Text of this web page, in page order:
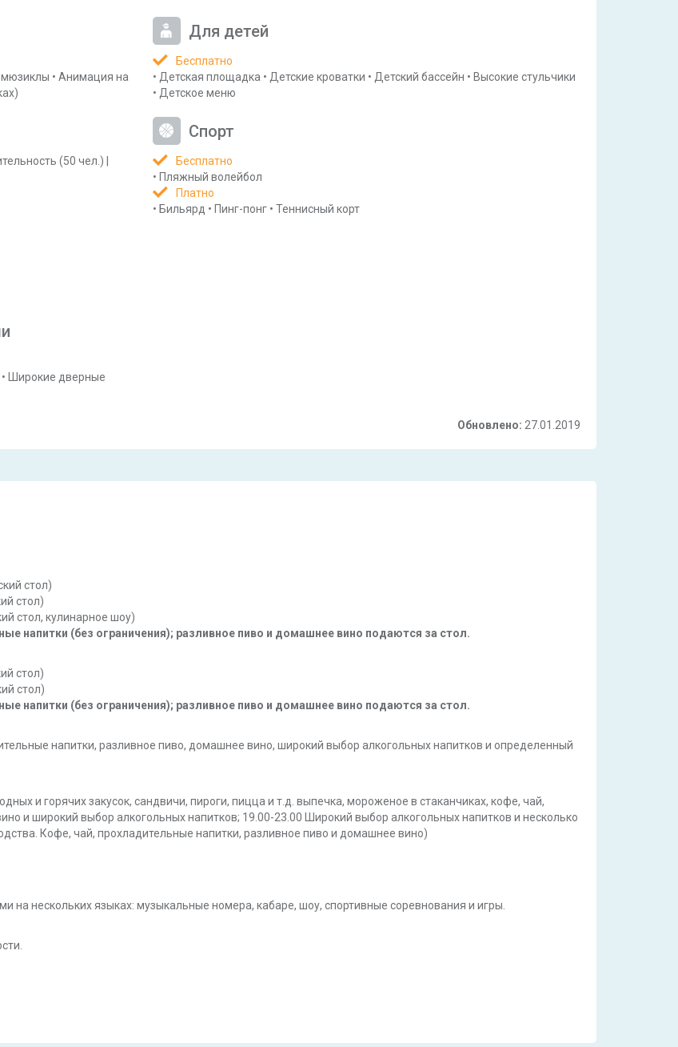
мюзиклы • Анимация на
Для детей
Бесплатно
• Детская площадка • Детские кроватки • Детский бассейн • Высокие стульчики
• Детское меню
(50 чел.)
Спорт
Бесплатно
• Пляжный волейбол
Платно
• Бильярд • Пинг-понг • Теннисный корт
•
Широкие дверные
Обновлено: 27.01.2019
стол)
стол)
стол, кулинарное шоу)
напитки (без ограничения); разливное пиво и домашнее вино подаются за стол.
стол)
стол)
напитки (без ограничения); разливное пиво и домашнее вино подаются за стол.
напитки, разливное пиво, домашнее вино, широкий выбор алкогольных напитков и определенный
и горячих закусок, сандвичи, пироги, пицца и т.д. выпечка, мороженое в стаканчиках, кофе, чай,
и широкий выбор алкогольных напитков; 19.00-23.00 Широкий выбор алкогольных напитков и несколько
Кофе, чай, прохладительные напитки, разливное пиво и домашнее вино)
нескольких языках: музыкальные номера, кабаре, шоу, спортивные соревнования и игры.